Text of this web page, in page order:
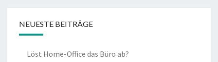
NEUESTE BEITRÄGE
Löst Home-Office das Büro ab?